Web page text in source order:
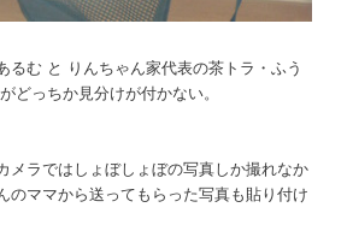
るむ と りんちゃん家代表の茶トラ・ふう
どっちか見分けが付かない。
メラではしょぼしょぼの写真しか撮れなか
のママから送ってもらった写真も貼り付け